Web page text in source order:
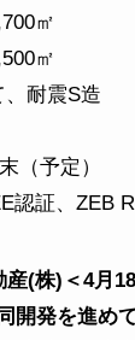
㎡
㎡
耐震S造
（予定）
認証、ZEB
(株)＜4月
開発を進め